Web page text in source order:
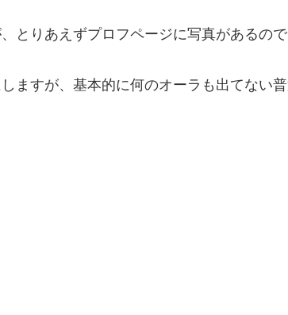
とりあえずプロフページに写真があるので
ますが、基本的に何のオーラも出てない